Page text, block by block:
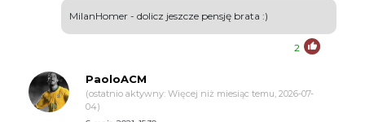
MilanHomer - dolicz jeszcze pensję brata :)
2
PaoloACM
(ostatnio aktywny: Więcej niż miesiąc temu, 2026-07-
04)